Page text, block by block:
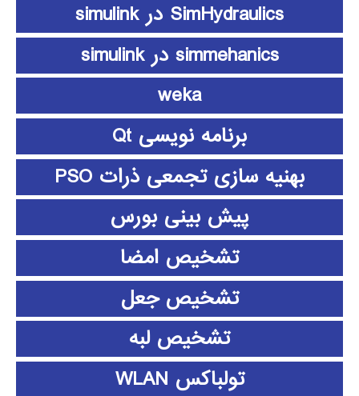
SimHydraulics در simulink
simmehanics در simulink
weka
برنامه نویسی Qt
بهنیه سازی تجمعی ذرات PSO
پیش بینی بورس
تشخیص امضا
تشخیص جعل
تشخیص لبه
تولباکس WLAN